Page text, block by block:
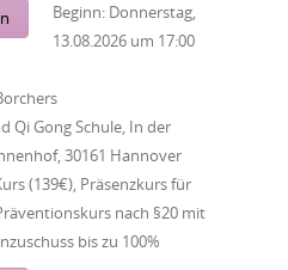
Beginn: Donnerstag,
13.08.2026 um 17:00
Qi Gong Schule, In der
30161 Hannover
(139€), Präsenzkurs für
nach §20 mit
bis zu 100%